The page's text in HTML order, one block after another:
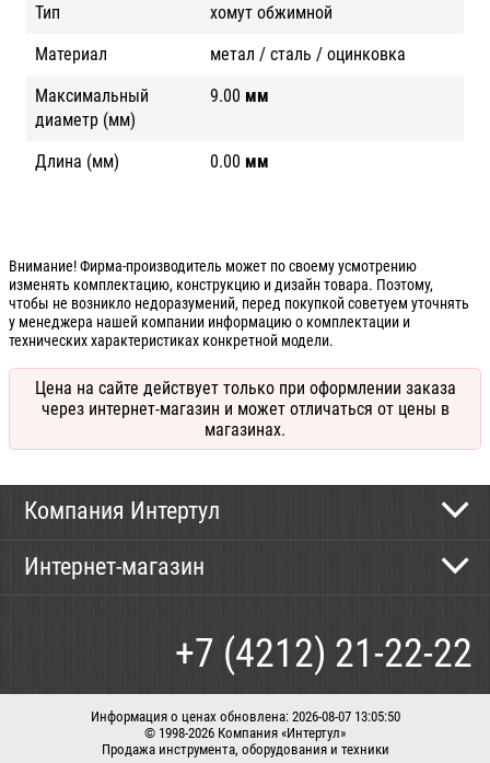
Тип
хомут обжимной
Материал
метал / сталь / оцинковка
Максимальный
диаметр (мм)
9.00 мм
Длина (мм) 0.00 мм
Внимание! Фирма-производитель может по своему усмотрению
изменять комплектацию, конструкцию и дизайн товара. Поэтому,
чтобы не возникло недоразумений, перед покупкой советуем уточнять
у менеджера нашей компании информацию о комплектации и
технических характеристиках конкретной модели.
Цена на сайте действует только при оформлении заказа
через интернет-магазин и может отличаться от цены в
магазинах.
Компания Интертул
Новости
Интернет-магазин
Доставка
+7 (4212) 21-22-22
Информация о ценах обновлена: 2026-08-07 13:05:50
© 1998-2026 Компания «Интертул»
Продажа инструмента, оборудования и техники